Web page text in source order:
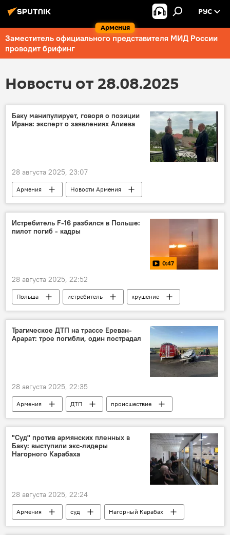
Армения
РУС
Заместитель официального представителя МИД России
проводит брифинг
Новости от 28.08.2025
Баку манипулирует, говоря о позиции
Ирана: эксперт о заявлениях Алиева
28 августа 2025, 23:07
Армения
Новости Армения
Азербайджан
Иран
коммуникации
Истребитель F-16 разбился в Польше:
пилот погиб - кадры
0:47
28 августа 2025, 22:52
Польша истребитель
крушение
Видео
Трагическое ДТП на трассе Ереван-
Арарат: трое погибли, один пострадал
28 августа 2025, 22:35
Армения ДТП
происшествие
Новости Армения
"Суд" против армянских пленных в
Баку: выступили экс-лидеры
Нагорного Карабаха
28 августа 2025, 22:24
Армения суд Нагорный Карабах